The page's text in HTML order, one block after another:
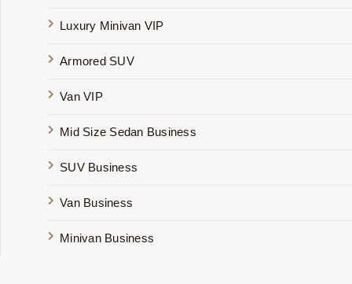
Luxury Minivan VIP
Armored SUV
Van VIP
Mid Size Sedan Business
SUV Business
Van Business
Minivan Business